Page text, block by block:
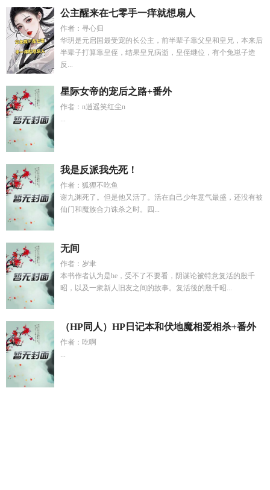
公主醒来在七零手一痒就想扇人
作者：寻心归
华玥是元启国最受宠的长公主，前半辈子靠父皇和皇兄，本来后
半辈子打算靠皇侄，结果皇兄病逝，皇侄继位，有个兔崽子造
反...
星际女帝的宠后之路+番外
作者：n逍遥笑红尘n
...
我是反派我先死！
作者：狐狸不吃鱼
谢九渊死了。但是他又活了。活在自己少年意气最盛，还没有被
仙门和魔族合力诛杀之时。四...
无间
作者：岁聿
本书作者认为是he，受不了不要看，阴谋论被特意复活的殷千
昭，以及一衆新人旧友之间的故事。复活後的殷千昭...
（HP同人）HP日记本和伏地魔相爱相杀+番外
作者：吃啊
...